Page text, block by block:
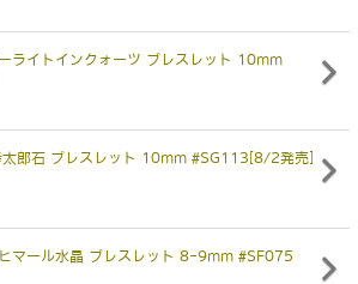
ライトインクォーツ ブレスレット 10mm
太郎石 ブレスレット 10mm #SG113[8/2発売]
マール水晶 ブレスレット 8-9mm #SF075